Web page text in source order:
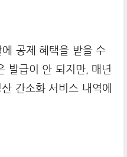
공제 혜택을 받을 수
발급이 안 되지만, 매년
간소화 서비스 내역에